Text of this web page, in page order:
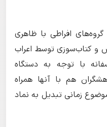
افراطی با ظاهری
و کتاب‌سوزی توسط اعراب
با توجه به دستگاه
هم با آنها همراه
زمانی تبدیل به نماد